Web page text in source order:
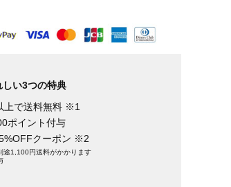
しい3つの特典
上で送料無料 ※1
ポイント付与
クーポン ※2
1,100円送料がかかります